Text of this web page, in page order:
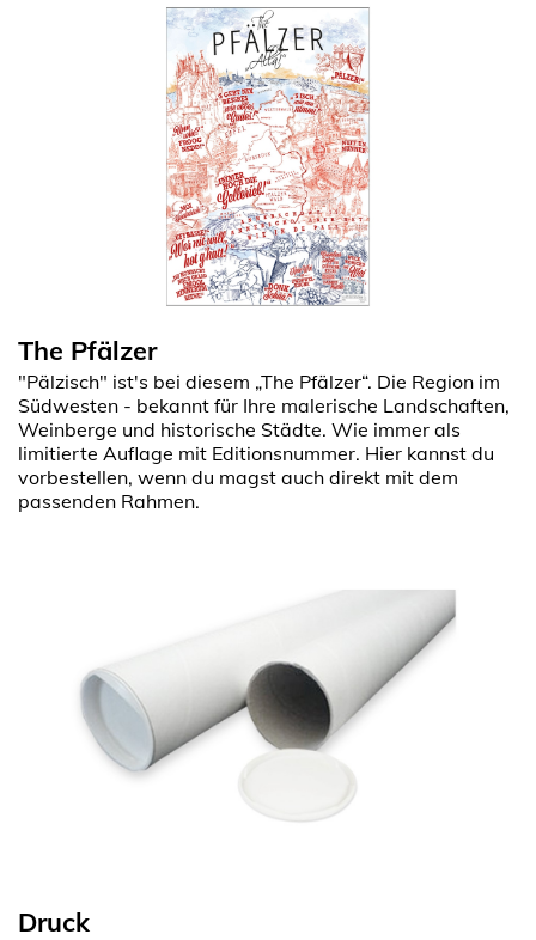
The Pfälzer
"Pälzisch" ist's bei diesem „The Pfälzer“. Die Region im
Südwesten - bekannt für Ihre malerische Landschaften,
Weinberge und historische Städte. Wie immer als
limitierte Auflage mit Editionsnummer. Hier kannst du
vorbestellen, wenn du magst auch direkt mit dem
passenden Rahmen.
Druck